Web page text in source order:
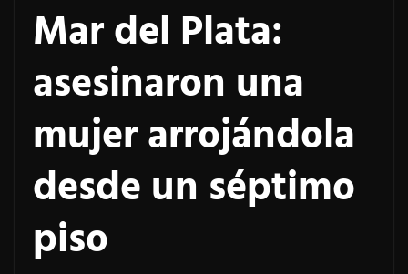
Mar del Plata:
asesinaron una
mujer arrojándola
desde un séptimo
piso